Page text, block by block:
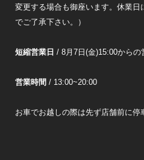
変更する場合も御座います。休業
でご了承下さい。）
短縮営業日 / 8月7日(金)15:00からの
営業時間 / 13:00~20:00
お車でお越しの際は先ず店舗前に停